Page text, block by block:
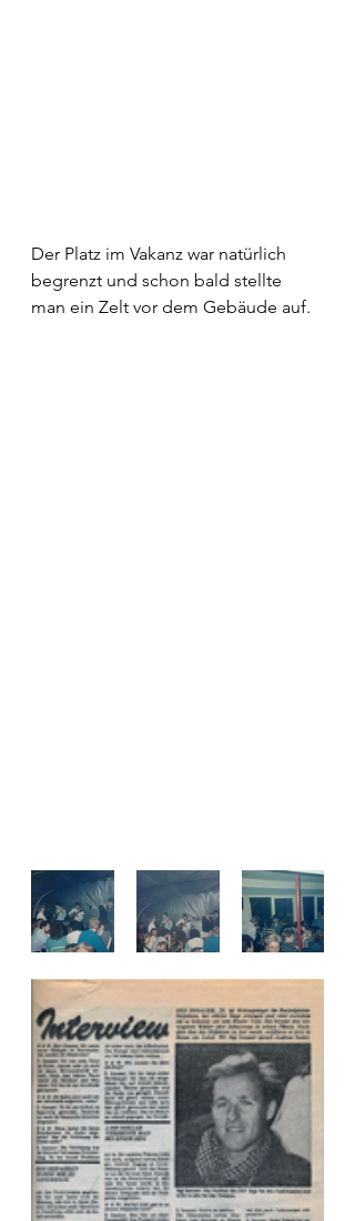
Der Platz im Vakanz war natürlich
begrenzt und schon bald stellte
man ein Zelt vor dem Gebäude auf.